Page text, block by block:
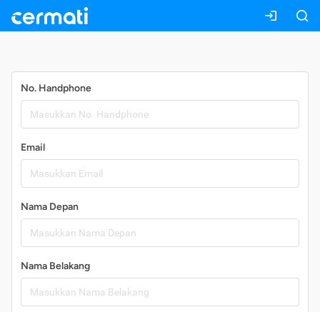
No. Handphone
Email
Nama Depan
Nama Belakang